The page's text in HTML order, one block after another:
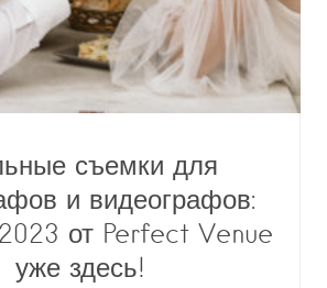
съемки для
и видеографов:
от Perfect Venue
уже здесь!